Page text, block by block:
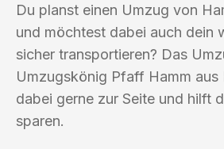
Du planst einen Umzug von
und möchtest dabei auch dein
sicher transportieren? Das
Umzugskönig Pfaff Hamm aus
dabei gerne zur Seite und hilft
sparen.